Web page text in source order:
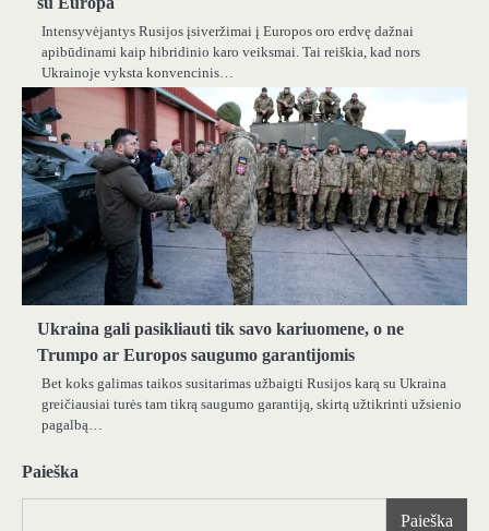
Intensyvėjantys Rusijos įsiveržimai į Europos oro erdvę dažnai
apibūdinami kaip hibridinio karo veiksmai. Tai reiškia, kad nors
Ukrainoje vyksta konvencinis…
Ukraina gali pasikliauti tik savo kariuomene, o ne
Trumpo ar Europos saugumo garantijomis
Bet koks galimas taikos susitarimas užbaigti Rusijos karą su Ukraina
greičiausiai turės tam tikrą saugumo garantiją, skirtą užtikrinti užsienio
pagalbą…
Paieška
Paieška